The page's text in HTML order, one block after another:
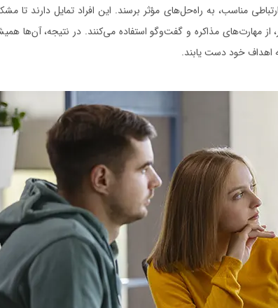
مناسب، به راه‌حل‌های مؤثر برسند. این افراد تمایل دارند تا
مهارت‌های مذاکره و گفت‌وگو استفاده می‌کنند. در نتیجه، آن‌ها
اهداف خود دست یابند.